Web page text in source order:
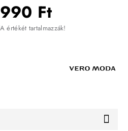
Ft
értékét tartalmazzák!